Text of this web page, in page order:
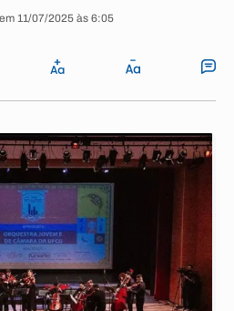
11/07/2025 às 6:05